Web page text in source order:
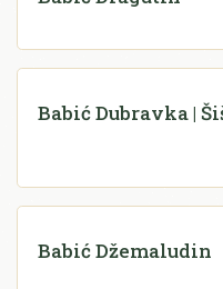
Babić Dubravka |
Babić Džemaludin